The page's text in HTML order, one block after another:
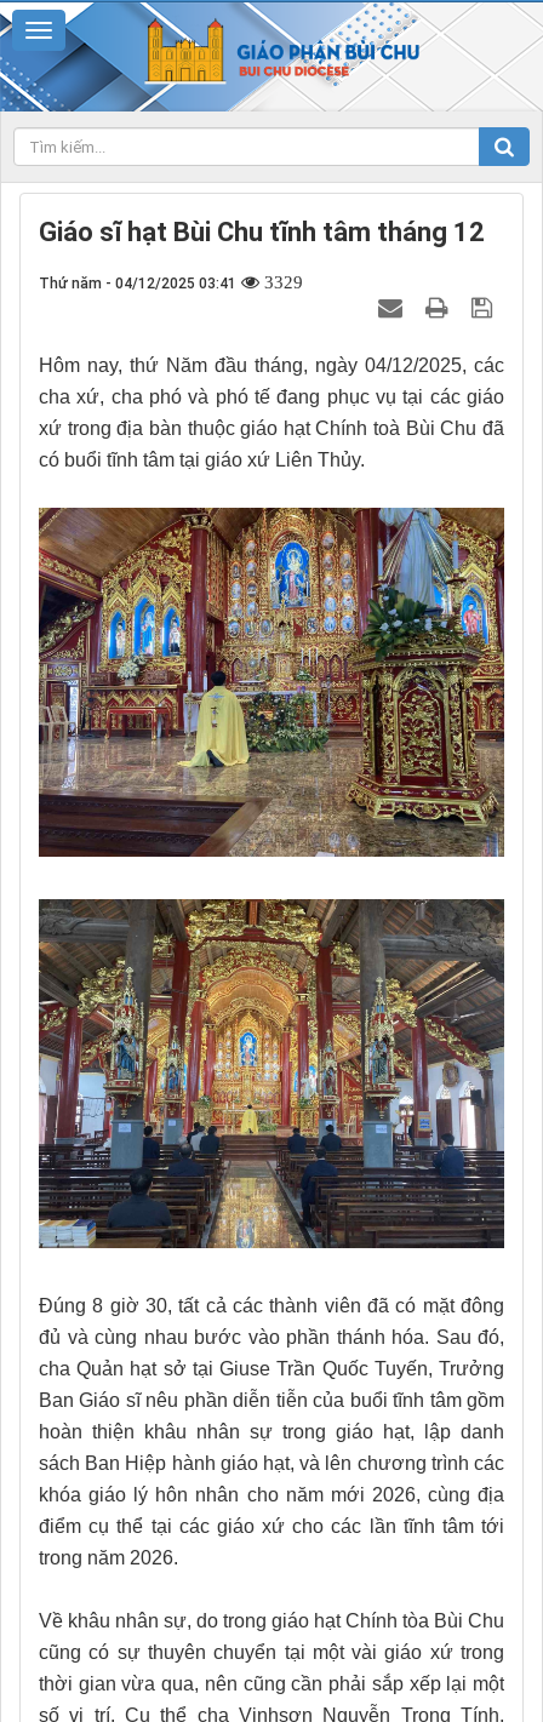
Giáo sĩ hạt Bùi Chu tĩnh tâm tháng 12
Thứ năm - 04/12/2025 03:41 3329
Hôm nay, thứ Năm đầu tháng, ngày 04/12/2025, các
cha xứ, cha phó và phó tế đang phục vụ tại các giáo
xứ trong địa bàn thuộc giáo hạt Chính toà Bùi Chu đã
có buổi tĩnh tâm tại giáo xứ Liên Thủy.
Đúng 8 giờ 30, tất cả các thành viên đã có mặt đông
đủ và cùng nhau bước vào phần thánh hóa. Sau đó,
cha Quản hạt sở tại Giuse Trần Quốc Tuyến, Trưởng
Ban Giáo sĩ nêu phần diễn tiễn của buổi tĩnh tâm gồm
hoàn thiện khâu nhân sự trong giáo hạt, lập danh
sách Ban Hiệp hành giáo hạt, và lên chương trình các
khóa giáo lý hôn nhân cho năm mới 2026, cùng địa
điểm cụ thể tại các giáo xứ cho các lần tĩnh tâm tới
trong năm 2026.
Về khâu nhân sự, do trong giáo hạt Chính tòa Bùi Chu
cũng có sự thuyên chuyển tại một vài giáo xứ trong
thời gian vừa qua, nên cũng cần phải sắp xếp lại một
số vị trí. Cụ thể cha Vinhsơn Nguyễn Trọng Tính,